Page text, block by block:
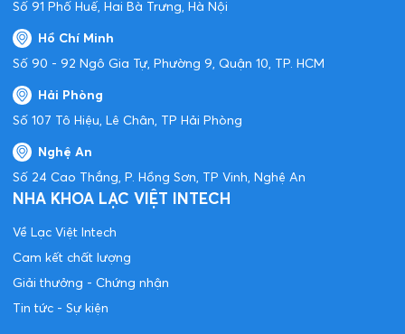
NHA KHOA LẠC VIỆT INTECH
Về Lạc Việt Intech
Cam kết chất lượng
Giải thưởng - Chứng nhận
Tin tức - Sự kiện
Số 91 Phố Huế, Hai Bà Trưng, Hà Nội
Hồ Chí Minh
Số 90 - 92 Ngô Gia Tự, Phường 9, Quận 10, TP. HCM
Hải Phòng
Số 107 Tô Hiệu, Lê Chân, TP Hải Phòng
Nghệ An
Số 24 Cao Thắng, P. Hồng Sơn, TP Vinh, Nghệ An